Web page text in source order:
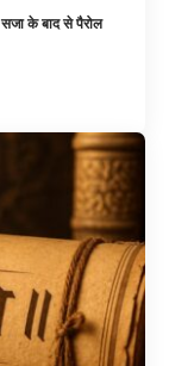
सजा के बाद से पैरोल